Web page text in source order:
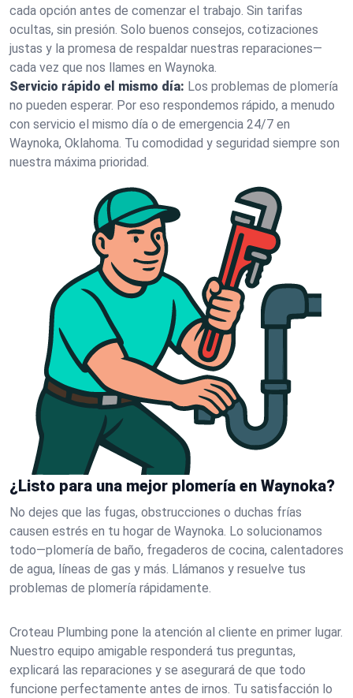
cada opción antes de comenzar el trabajo. Sin tarifas
ocultas, sin presión. Solo buenos consejos, cotizaciones
justas y la promesa de respaldar nuestras reparaciones—
cada vez que nos llames en Waynoka.
Servicio rápido el mismo día: Los problemas de plomería
no pueden esperar. Por eso respondemos rápido, a menudo
con servicio el mismo día o de emergencia 24/7 en
Waynoka, Oklahoma. Tu comodidad y seguridad siempre son
nuestra máxima prioridad.
¿Listo para una mejor plomería en Waynoka?
No dejes que las fugas, obstrucciones o duchas frías
causen estrés en tu hogar de Waynoka. Lo solucionamos
todo—plomería de baño, fregaderos de cocina, calentadores
de agua, líneas de gas y más. Llámanos y resuelve tus
problemas de plomería rápidamente.
Croteau Plumbing pone la atención al cliente en primer lugar.
Nuestro equipo amigable responderá tus preguntas,
explicará las reparaciones y se asegurará de que todo
funcione perfectamente antes de irnos. Tu satisfacción lo